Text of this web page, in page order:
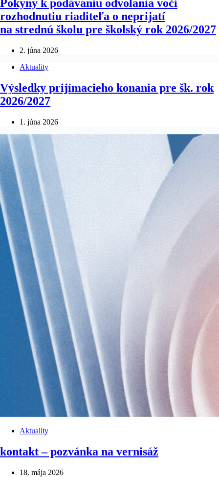
Pokyny k podávaniu odvolania voči
rozhodnutiu riaditeľa o neprijatí
na strednú školu pre školský rok 2026/2027
2. júna 2026
Aktuality
Výsledky prijímacieho konania pre šk. rok
2026/2027
1. júna 2026
Aktuality
kontakt – pozvánka na vernisáž
18. mája 2026